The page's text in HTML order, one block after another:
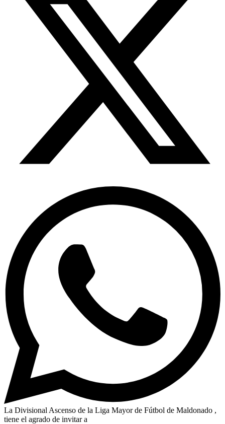
La Divisional Ascenso de la Liga Mayor de Fútbol de Maldonado ,
tiene el agrado de invitar a